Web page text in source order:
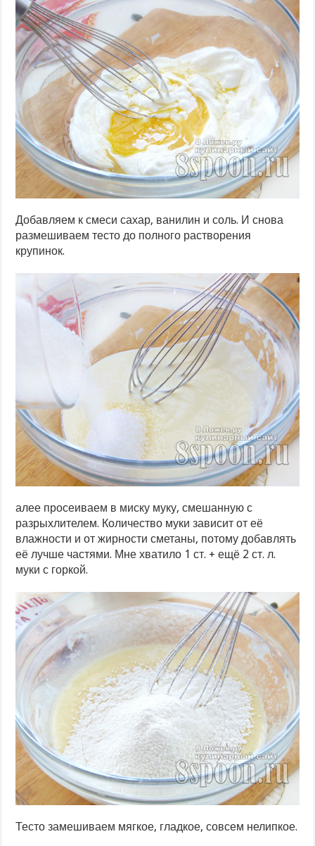
Добавляем к смеси сахар, ванилин и соль. И снова
размешиваем тесто до полного растворения
крупинок.
алее просеиваем в миску муку, смешанную с
разрыхлителем. Количество муки зависит от её
влажности и от жирности сметаны, потому добавлять
её лучше частями. Мне хватило 1 ст. + ещё 2 ст. л.
муки с горкой.
Тесто замешиваем мягкое, гладкое, совсем нелипкое.